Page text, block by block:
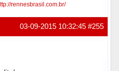
rennesbrasil.com.br/
#255
03-09-2015 10:32:45